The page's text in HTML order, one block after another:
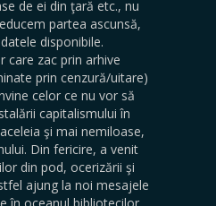
de ei din ţară etc., nu
partea ascunsă,
disponibile.
care zac prin arhive
prin cenzură/uitare)
celor ce nu vor să
capitalismului în
şi mai nemiloase,
Din fericire, a venit
din pod, ocerizării şi
ajung la noi mesajele
în oceanul bibliotecilor